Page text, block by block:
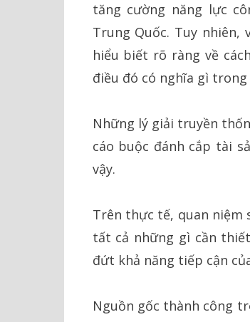
tăng cường năng lực
Trung Quốc. Tuy nhiên,
hiểu biết rõ ràng về
điều đó có nghĩa gì
Những lý giải truyền
cáo buộc đánh cắp tài
vậy.
Trên thực tế, quan niệm
tất cả những gì cần
đứt khả năng tiếp cận
Nguồn gốc thành công